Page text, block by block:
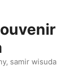
samir wisuda